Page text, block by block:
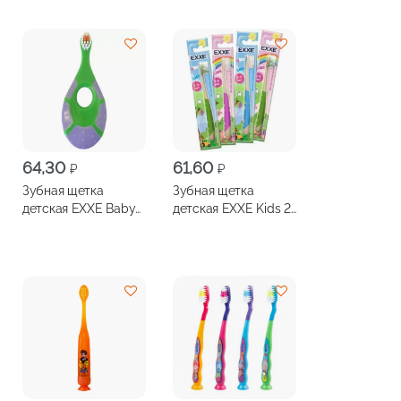
64,30 ₽
Зубная щетка
детская EXXE Baby
61,60 ₽
Зубная щетка
детская EXXE Kids 2-